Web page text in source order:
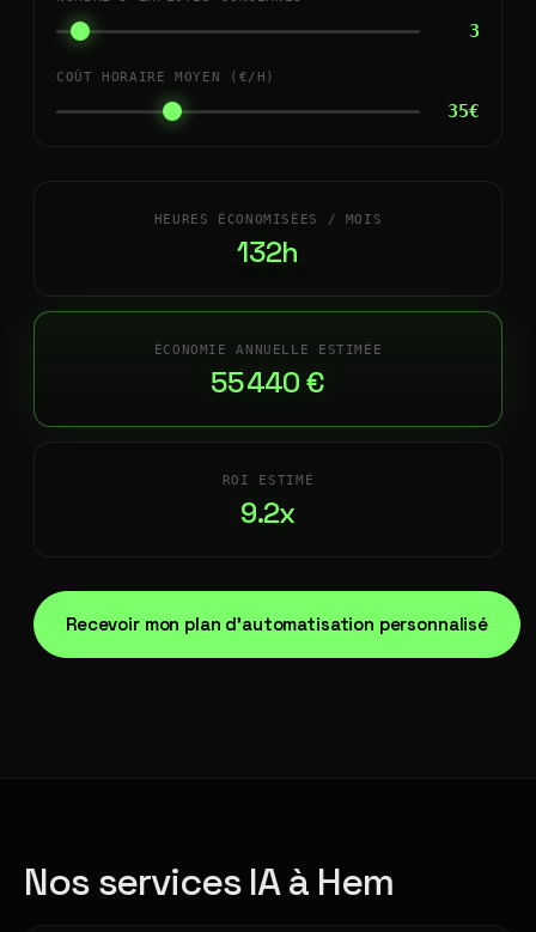
3
COÛT HORAIRE MOYEN (€/H)
35€
HEURES ÉCONOMISÉES / MOIS
132h
ÉCONOMIE ANNUELLE ESTIMÉE
55 440 €
ROI ESTIMÉ
9.2x
Recevoir mon plan d'automatisation personnalisé
Nos services IA à Hem